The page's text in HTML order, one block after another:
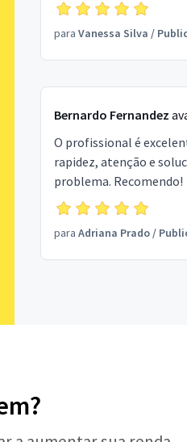
para Vanessa Silva /
Bernardo Fernandez
O profissional é
rapidez, atenção e
problema. Recomendo!
para Adriana Prado/